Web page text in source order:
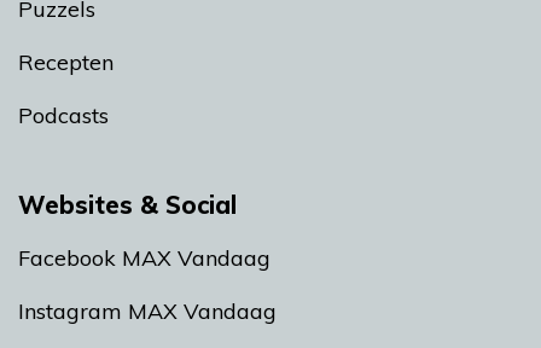
Puzzels
Recepten
Podcasts
Websites & Social
Facebook MAX Vandaag
Instagram MAX Vandaag